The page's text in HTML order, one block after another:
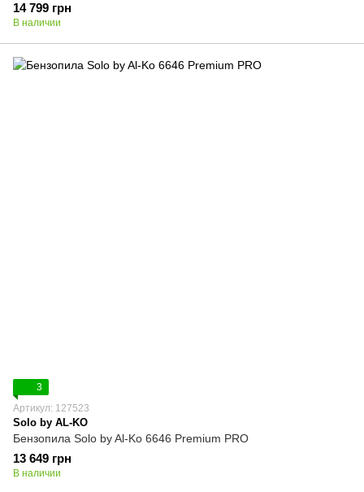
14 799 грн
В наличии
3
Артикул: 127523
Solo by AL-KO
Бензопила Solo by Al-Ko 6646 Premium PRO
13 649 грн
В наличии